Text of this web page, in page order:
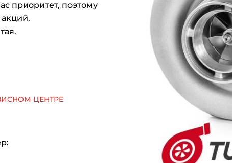
приоритет, поэтому
центре